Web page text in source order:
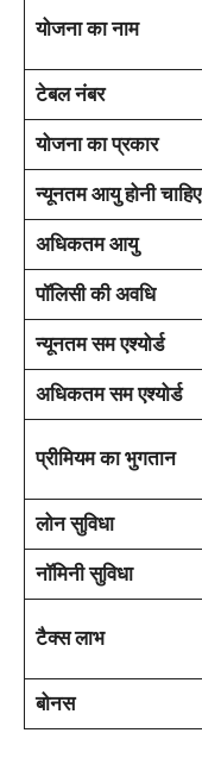
योजना का नाम
टेबल नंबर
योजना का प्रकार
न्यूनतम आयु होनी चाहिए
अधिकतम आयु
पॉलिसी की अवधि
न्यूनतम सम एश्योर्ड
अधिकतम सम एश्योर्ड
प्रीमियम का भुगतान
लोन सुविधा
नॉमिनी सुविधा
टैक्स लाभ
बोनस